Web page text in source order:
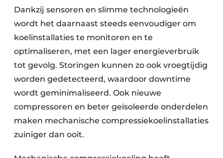
Dankzij sensoren en slimme technologieën
wordt het daarnaast steeds eenvoudiger om
koelinstallaties te monitoren en te
optimaliseren, met een lager energieverbruik
tot gevolg. Storingen kunnen zo ook vroegtijdig
worden gedetecteerd, waardoor downtime
wordt geminimaliseerd. Ook nieuwe
compressoren en beter geïsoleerde onderdelen
maken mechanische compressiekoelinstallaties
zuiniger dan ooit.